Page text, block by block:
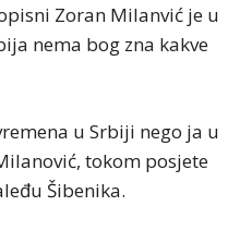
Zoran Milanvić je u
nema bog zna kakve
u Srbiji nego ja u
tokom posjete
Šibenika.